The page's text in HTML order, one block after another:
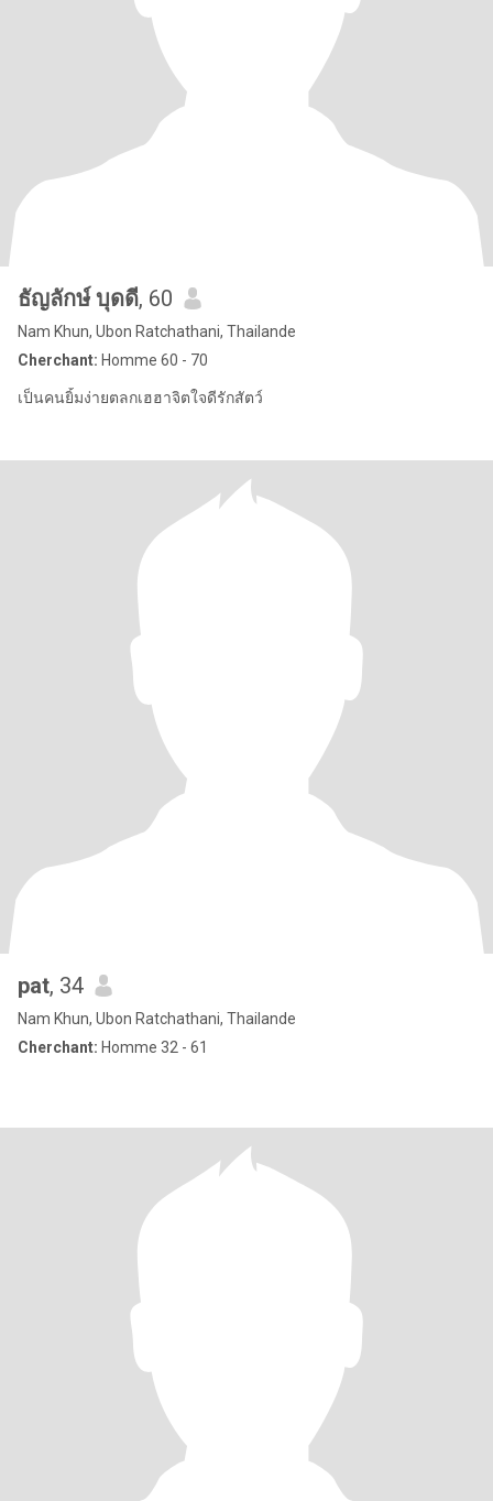
ธัญลักษ์ บุดดี, 60
Nam Khun, Ubon Ratchathani, Thailande
Cherchant: Homme 60 - 70
เป็นคนยิ้มง่ายตลกเฮฮาจิตใจดีรักสัตว์
pat, 34
Nam Khun, Ubon Ratchathani, Thailande
Cherchant: Homme 32 - 61